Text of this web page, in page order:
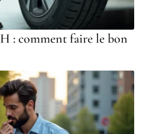
: comment faire le bon